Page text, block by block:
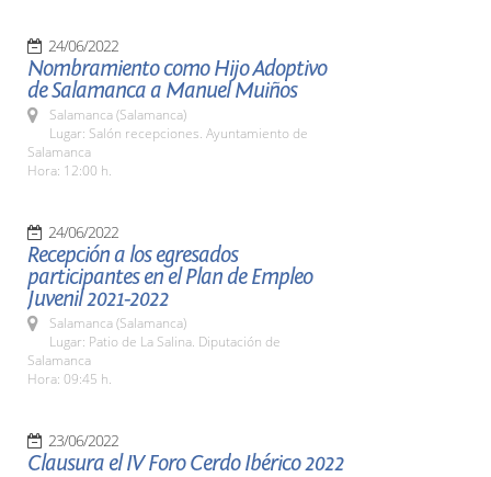
24/06/2022
Nombramiento como Hijo Adoptivo
de Salamanca a Manuel Muiños
Salamanca (Salamanca)
Lugar: Salón recepciones. Ayuntamiento de
Salamanca
Hora: 12:00 h.
24/06/2022
Recepción a los egresados
participantes en el Plan de Empleo
Juvenil 2021-2022
Salamanca (Salamanca)
Lugar: Patio de La Salina. Diputación de
Salamanca
Hora: 09:45 h.
23/06/2022
Clausura el IV Foro Cerdo Ibérico 2022